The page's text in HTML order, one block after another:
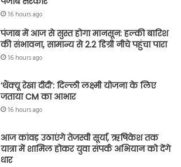
16 hours ago
पंजाब में आज से सुस्त होगा मानसून: हल्की बारिश
की संभावना, सामान्य से 2.2 डिग्री नीचे पहुंचा पारा
16 hours ago
‘थैंक्यू रेखा दीदी’: दिल्ली लक्ष्मी योजना के लिए
जताया CM का आभार
16 hours ago
आज कांवड़ उठाएंगे तेजस्वी सूर्या, ऋषिकेश तक
यात्रा में शामिल होकर युवा संपर्क अभियान को देंगे
धार